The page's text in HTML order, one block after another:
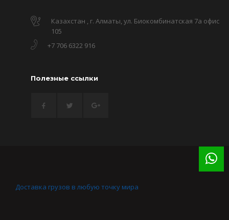
Казахстан , г. Алматы, ул. Биокомбинатская 7а офис
105
+7 706 6322 916
Полезные ссылки
Доставка грузов в любую точку мира